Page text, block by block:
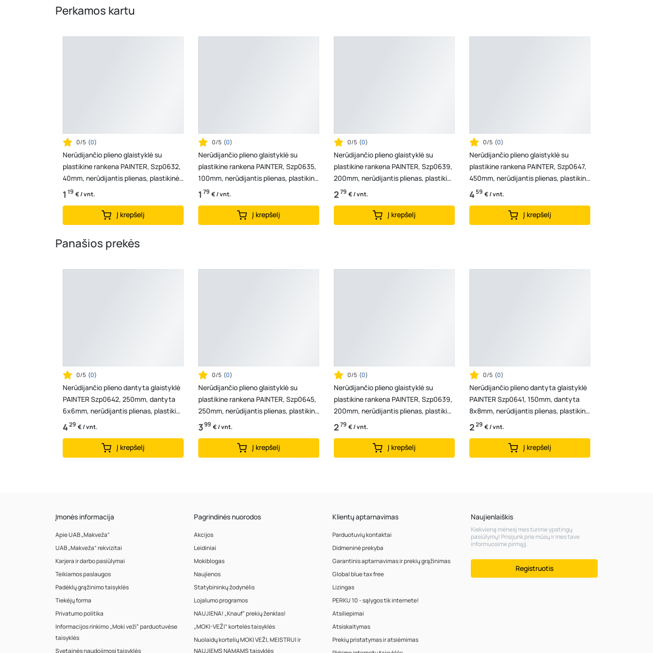
Šaltupės g. 64, Zarasai- 50 vienetų
Perkamos kartu
0/5 (0)
Nerūdijančio plieno glaistyklė su
plastikine rankena PAINTER, Szp0632,
40mm, nerūdijantis plienas, plastikinė
rankena
1 19 € / vnt.
Į krepšelį
0/5 (0)
Nerūdijančio plieno glaistyklė su
plastikine rankena PAINTER, Szp0635,
100mm, nerūdijantis plienas, plastikinė
rankena
1 79 € / vnt.
Į krepšelį
0/5 (0)
Nerūdijančio plieno glaistyklė su
plastikine rankena PAINTER, Szp0639,
200mm, nerūdijantis plienas, plastikinė
rankena
279 € / vnt.
Į krepšelį
0/5 (0)
Nerūdijančio plieno glaistyklė su
plastikine rankena PAINTER, Szp0647,
450mm, nerūdijantis plienas, plastikinė
rankena
459 € / vnt.
Į krepšelį
Panašios prekės
0/5 (0)
Nerūdijančio plieno dantyta glaistyklė
PAINTER Szp0642, 250mm, dantyta
6x6mm, nerūdijantis plienas, plastikinė
rankena
429 € / vnt.
Į krepšelį
0/5 (0)
Nerūdijančio plieno glaistyklė su
plastikine rankena PAINTER, Szp0645,
250mm, nerūdijantis plienas, plastikinė
rankena
399 € / vnt.
Į krepšelį
0/5 (0)
Nerūdijančio plieno glaistyklė su
plastikine rankena PAINTER, Szp0639,
200mm, nerūdijantis plienas, plastikinė
rankena
279 € / vnt.
Į krepšelį
0/5 (0)
Nerūdijančio plieno dantyta glaistyklė
PAINTER Szp0641, 150mm, dantyta
8x8mm, nerūdijantis plienas, plastikinė
rankena
229 € / vnt.
Į krepšelį
Įmonės informacija
Apie UAB „Makveža”
UAB „Makveža” rekvizitai
Karjera ir darbo pasiūlymai
Teikiamos paslaugos
Padėklų grąžinimo taisyklės
Tiekėjų forma
Privatumo politika
Informacijos rinkimo „Moki veži“ parduotuvėse
taisyklės
Svetainės naudojimosi taisyklės
Pagrindinės nuorodos
Akcijos
Leidiniai
Mokiblogas
Naujienos
Statybininkų žodynėlis
Lojalumo programos
NAUJIENA! „Knauf“ prekių ženklas!
„MOKI-VEŽI” kortelės taisyklės
Nuolaidų kortelių MOKI VEŽI, MEISTRUI ir
NAUJIEMS NAMAMS taisyklės
Klientų aptarnavimas
Parduotuvių kontaktai
Didmeninė prekyba
Garantinis aptarnavimas ir prekių grąžinimas
Global blue tax free
Lizingas
PERKU 10 - sąlygos tik internete!
Atsiliepimai
Atsiskaitymas
Prekių pristatymas ir atsiėmimas
Naujienlaiškis
Kiekvieną mėnesį mes turime ypatingų
pasiūlymų! Prisijunk prie mūsų ir mes tave
informuosime pirmąjį.
Registruotis